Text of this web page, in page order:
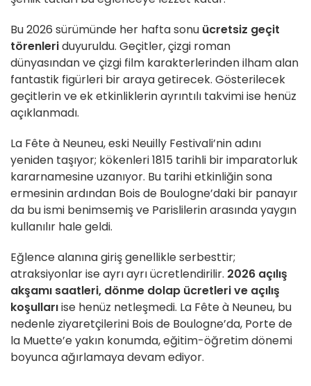
Bu 2026 sürümünde her hafta sonu ücretsiz geçit
törenleriduyuruldu. Geçitler, çizgi roman
dünyasından ve çizgi film karakterlerinden ilham alan
fantastik figürleri bir araya getirecek. Gösterilecek
geçitlerin ve ek etkinliklerin ayrıntılı takvimi ise henüz
açıklanmadı.
La Fête à Neuneu, eski Neuilly Festivali’nin adını
yeniden taşıyor; kökenleri 1815 tarihli bir imparatorluk
kararnamesine uzanıyor. Bu tarihi etkinliğin sona
ermesinin ardından Bois de Boulogne’daki bir panayır
da bu ismi benimsemiş ve Parislilerin arasında yaygın
kullanılır hale geldi.
Eğlence alanına giriş genellikle serbesttir;
atraksiyonlar ise ayrı ayrı ücretlendirilir. 2026 açılış
akşamı saatleri, dönme dolap ücretleri ve açılış
koşullarıise henüz netleşmedi. La Fête à Neuneu, bu
nedenle ziyaretçilerini Bois de Boulogne’da, Porte de
la Muette’e yakın konumda, eğitim-öğretim dönemi
boyunca ağırlamaya devam ediyor.